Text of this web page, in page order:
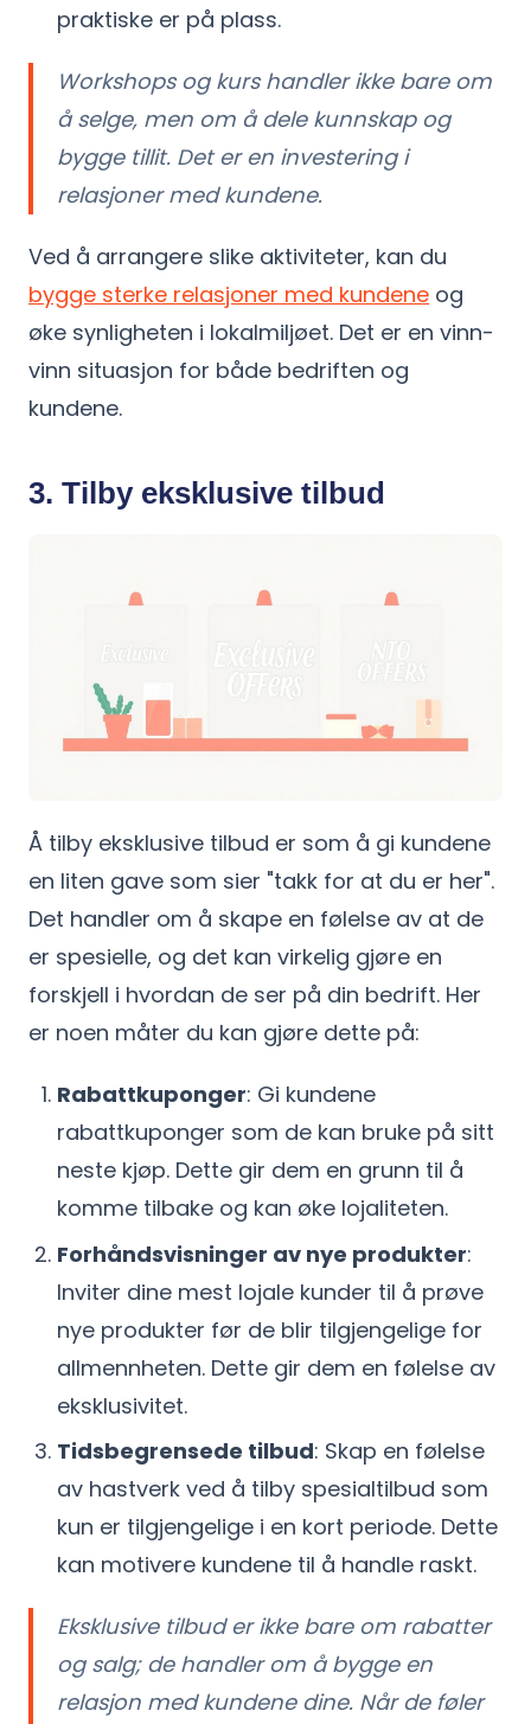
praktiske er på plass.
Workshops og kurs handler ikke bare om
å selge, men om å dele kunnskap og
bygge tillit. Det er en investering i
relasjoner med kundene.
Ved å arrangere slike aktiviteter, kan du
bygge sterke relasjoner med kundene og
øke synligheten i lokalmiljøet. Det er en vinn-
vinn situasjon for både bedriften og
kundene.
3. Tilby eksklusive tilbud
Å tilby eksklusive tilbud er som å gi kundene
en liten gave som sier "takk for at du er her".
Det handler om å skape en følelse av at de
er spesielle, og det kan virkelig gjøre en
forskjell i hvordan de ser på din bedrift. Her
er noen måter du kan gjøre dette på:
Rabattkuponger: Gi kundene
rabattkuponger som de kan bruke på sitt
neste kjøp. Dette gir dem en grunn til å
komme tilbake og kan øke lojaliteten.
Forhåndsvisninger av nye produkter:
Inviter dine mest lojale kunder til å prøve
nye produkter før de blir tilgjengelige for
allmennheten. Dette gir dem en følelse av
eksklusivitet.
Tidsbegrensede tilbud: Skap en følelse
av hastverk ved å tilby spesialtilbud som
kun er tilgjengelige i en kort periode. Dette
kan motivere kundene til å handle raskt.
Eksklusive tilbud er ikke bare om rabatter
og salg; de handler om å bygge en
relasjon med kundene dine. Når de føler